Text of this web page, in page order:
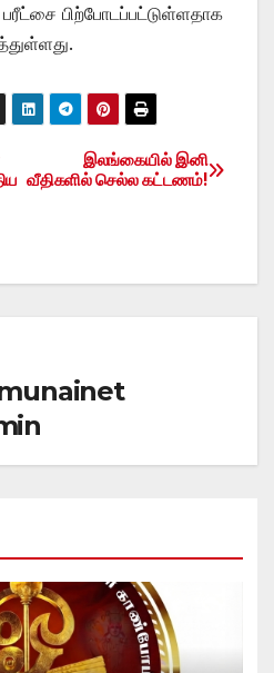
பிற்போடப்பட்டுள்ளதாக
இலங்கையில் இனி
வீதிகளில் செல்ல கட்டணம்!